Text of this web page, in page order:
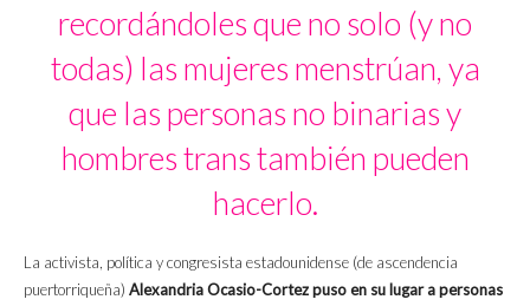
recordándoles que no solo (y no
todas) las mujeres menstrúan, ya
que las personas no binarias y
hombres trans también pueden
hacerlo.
La activista, política y congresista estadounidense (de ascendencia
puertorriqueña) Alexandria Ocasio-Cortezpuso en su lugar a personas